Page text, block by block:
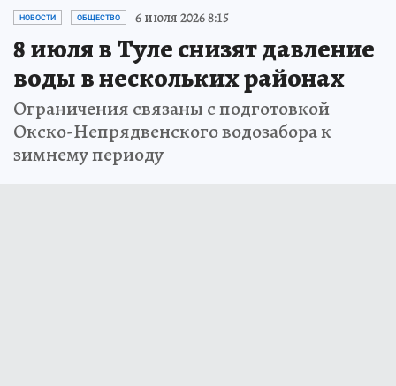
НОВОСТИ ОБЩЕСТВО 6 июля 2026 8:15
8 июля в Туле снизят давление
воды в нескольких районах
Ограничения связаны с подготовкой
Окско-Непрядвенского водозабора к
зимнему периоду